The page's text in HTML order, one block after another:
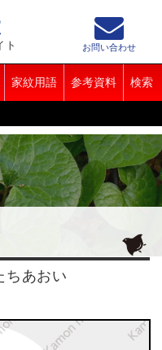
ト
家紋用語 参考資料 検索
お問い合わせ
ちあおい